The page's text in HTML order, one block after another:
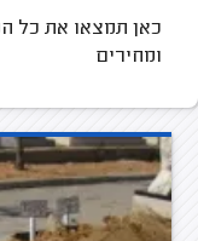
כאן תמצאו את כל
ומחירים